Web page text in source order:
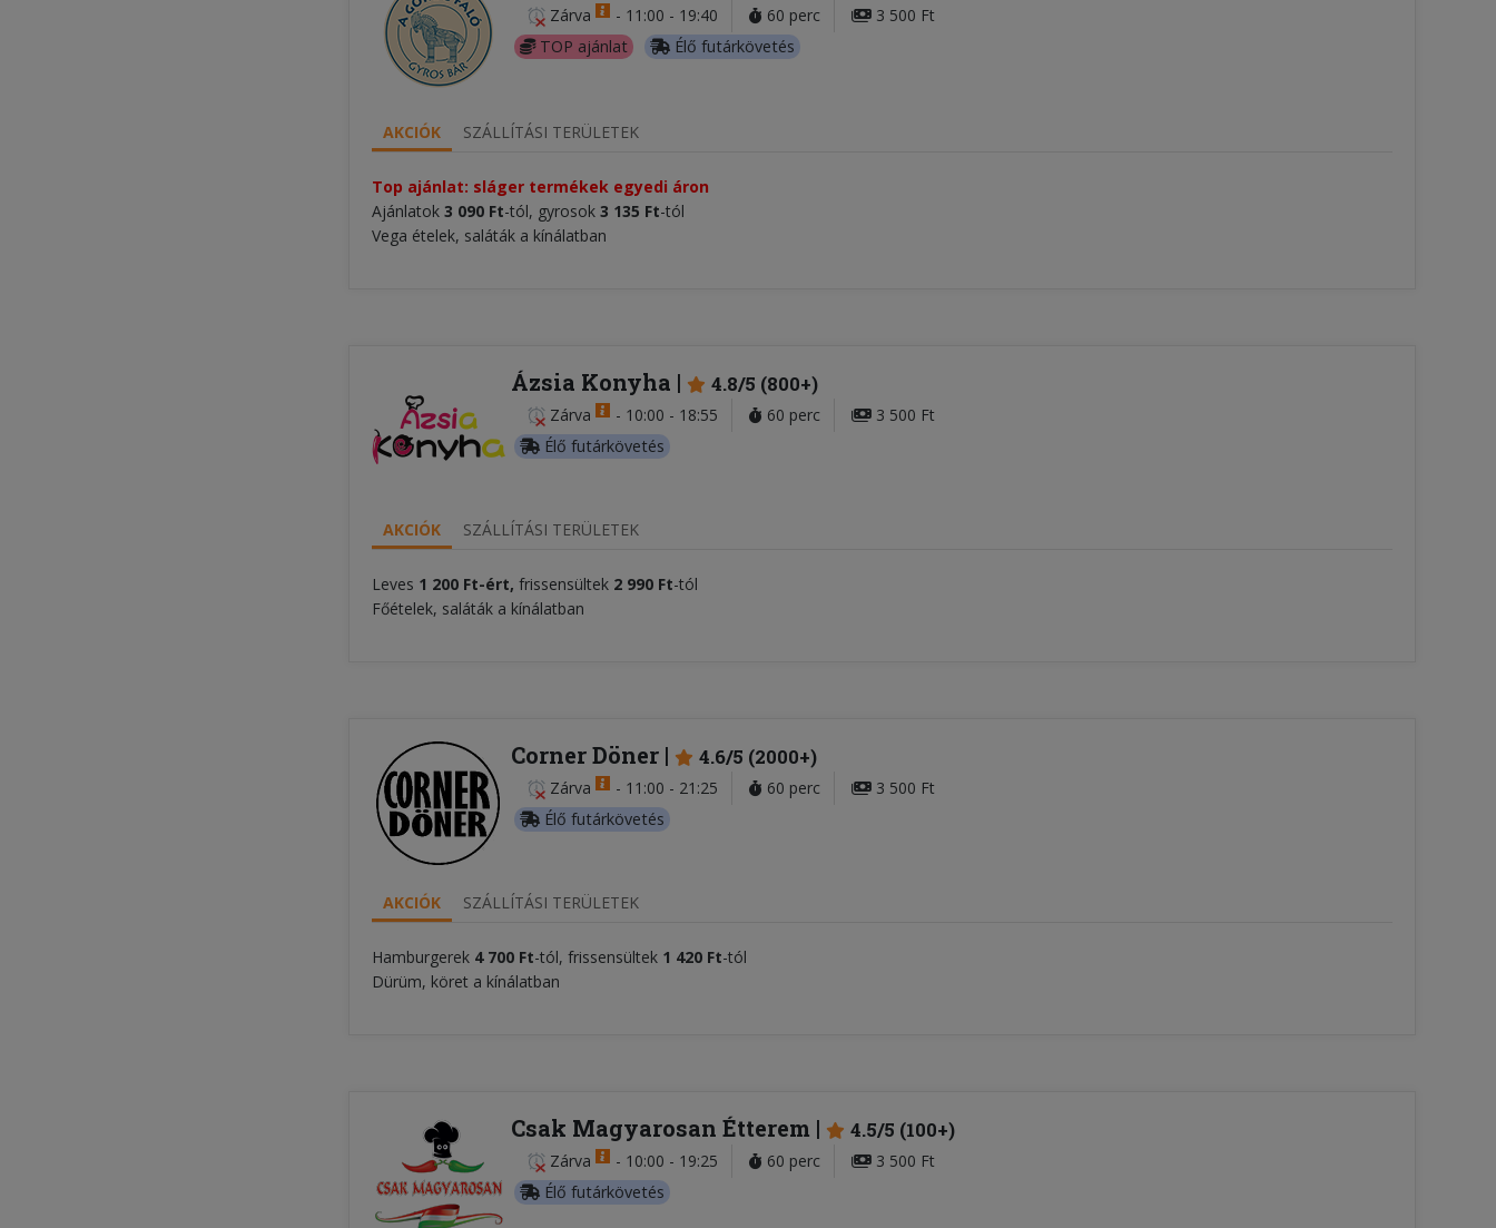
Zárva - 11:00 - 19:40 60 perc
3 500 Ft
TOP ajánlat
Élő futárkövetés
AKCIÓK SZÁLLÍTÁSI TERÜLETEK
Top ajánlat: sláger termékek egyedi áron
Ajánlatok 3 090 Ft-tól, gyrosok 3 135 Ft-tól
Vega ételek, saláták a kínálatban
Ázsia Konyha 4.8/5 (800+)
Zárva - 10:00 - 18:55 60 perc
3 500 Ft
Élő futárkövetés
AKCIÓK SZÁLLÍTÁSI TERÜLETEK
Leves 1 200 Ft-ért, frissensültek 2 990 Ft-tól
Főételek, saláták a kínálatban
Corner Döner 4.6/5 (2000+)
Zárva - 11:00 - 21:25 60 perc
3 500 Ft
Élő futárkövetés
AKCIÓK SZÁLLÍTÁSI TERÜLETEK
Hamburgerek 4 700 Ft-tól, frissensültek 1 420 Ft-tól
Dürüm, köret a kínálatban
Csak Magyarosan Étterem 4.5/5 (100+)
Zárva - 10:00 - 19:25 60 perc
3 500 Ft
Élő futárkövetés